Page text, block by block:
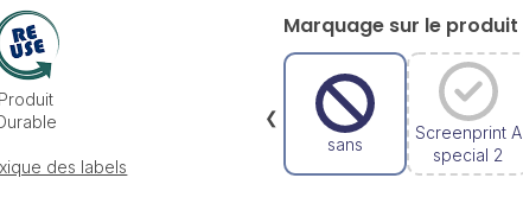
Produit
des labels
Marquage sur le produit
sans
Screenprint A
special 2
❮